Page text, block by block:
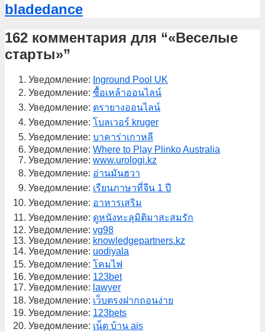
bladedance
162 комментария для “«Веселые
старты»”
Уведомление: Inground Pool UK
Уведомление: ซื้อเหล้าออนไลน์
Уведомление: ตรายางออนไลน์
Уведомление: โบลเวอร์ kruger
Уведомление: บาคาร่าเกาหลี
Уведомление: Where to Play Plinko Australia
Уведомление: www.urologi.kz
Уведомление: อ่านมันฮวา
Уведомление: เรียนภาษาที่จีน 1 ปี
Уведомление: อาหารเสริม
Уведомление: ดูหนังทะลุมิติมาสะสมรัก
Уведомление: vg98
Уведомление: knowledgepartners.kz
Уведомление: uodiyala
Уведомление: โคมไฟ
Уведомление: 123bet
Уведомление: lawyer
Уведомление: เว็บตรงฝากถอนง่าย
Уведомление: 123bets
Уведомление: เน็ต บ้าน ais